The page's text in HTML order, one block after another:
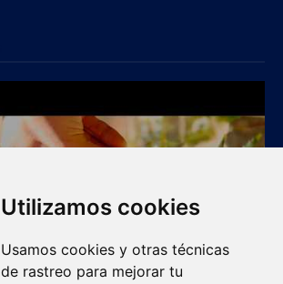
Utilizamos cookies
Usamos cookies y otras técnicas
de rastreo para mejorar tu